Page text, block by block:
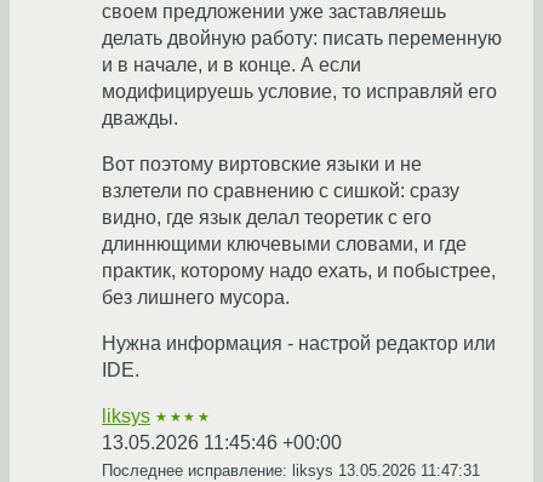
своем предложении уже заставляешь
делать двойную работу: писать переменную
и в начале, и в конце. А если
модифицируешь условие, то исправляй его
дважды.
Вот поэтому виртовские языки и не
взлетели по сравнению с сишкой: сразу
видно, где язык делал теоретик с его
длиннющими ключевыми словами, и где
практик, которому надо ехать, и побыстрее,
без лишнего мусора.
Нужна информация - настрой редактор или
IDE.
liksys ★★★★
13.05.2026 11:45:46 +00:00
Последнее исправление: liksys 13.05.2026 11:47:31